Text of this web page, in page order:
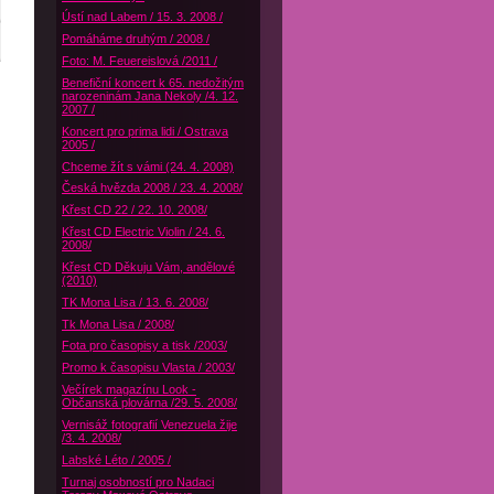
Ústí nad Labem / 15. 3. 2008 /
Pomáháme druhým / 2008 /
Foto: M. Feuereislová /2011 /
Benefiční koncert k 65. nedožitým
narozeninám Jana Nekoly /4. 12.
2007 /
Koncert pro prima lidi / Ostrava
2005 /
Chceme žít s vámi (24. 4. 2008)
Česká hvězda 2008 / 23. 4. 2008/
Křest CD 22 / 22. 10. 2008/
Křest CD Electric Violin / 24. 6.
2008/
Křest CD Děkuju Vám, andělové
(2010)
TK Mona Lisa / 13. 6. 2008/
Tk Mona Lisa / 2008/
Fota pro časopisy a tisk /2003/
Promo k časopisu Vlasta / 2003/
Večírek magazínu Look -
Občanská plovárna /29. 5. 2008/
Vernisáž fotografií Venezuela žije
/3. 4. 2008/
Labské Léto / 2005 /
Turnaj osobností pro Nadaci